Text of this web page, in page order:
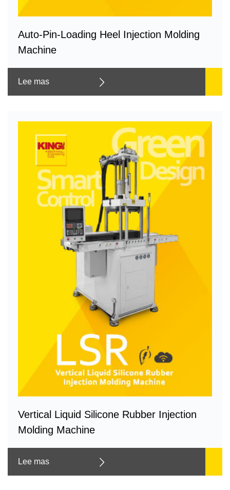
Auto-Pin-Loading Heel Injection Molding
Machine
Lee mas
Vertical Liquid Silicone Rubber Injection
Molding Machine
Lee mas